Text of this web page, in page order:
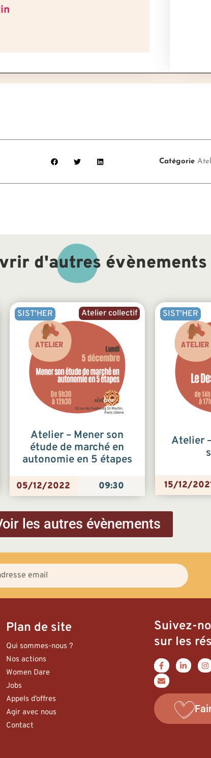
Catégorie
d'autres évènements
Atelier collectif
SIST'HER
Atelier – Mener son
étude de marché en
autonomie en 5 étapes
05/12/2022 09:30
SIST'HER
Atelier
15/12/
les autres évènements
Plan de site
Qui sommes-nous ?
Nos actions
Women Dare
Jobs
Appels d’offres
Agir avec nous
Contact
Suivez-
sur les